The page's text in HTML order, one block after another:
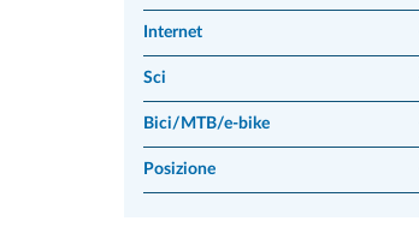
Internet
Sci
Bici/MTB/e-bike
Posizione